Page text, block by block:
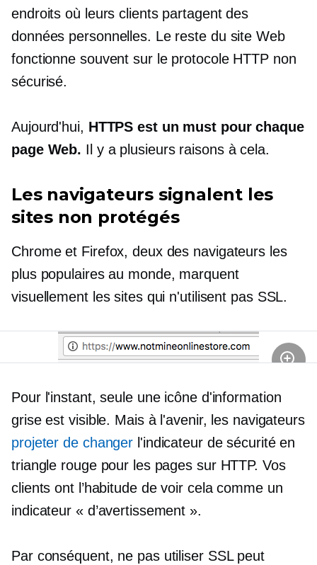
endroits où leurs clients partagent des
données personnelles. Le reste du site Web
fonctionne souvent sur le protocole HTTP non
sécurisé.
Aujourd'hui, HTTPS est un must pour chaque
page Web. Il y a plusieurs raisons à cela.
Les navigateurs signalent les
sites non protégés
Chrome et Firefox, deux des navigateurs les
plus populaires au monde, marquent
visuellement les sites qui n'utilisent pas SSL.
Pour l'instant, seule une icône d'information
grise est visible. Mais à l'avenir, les navigateurs
projeter de changer l'indicateur de sécurité en
triangle rouge pour les pages sur HTTP. Vos
clients ont l’habitude de voir cela comme un
indicateur « d’avertissement ».
Par conséquent, ne pas utiliser SSL peut